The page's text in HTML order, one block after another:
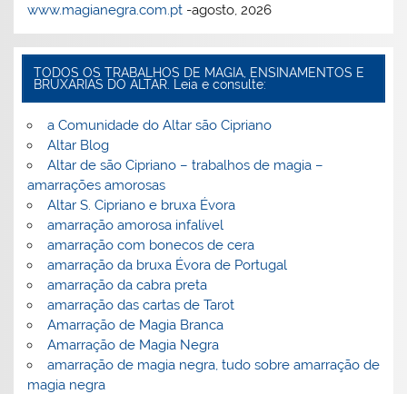
www.magianegra.com.pt -agosto, 2026
TODOS OS TRABALHOS DE MAGIA, ENSINAMENTOS E
BRUXARIAS DO ALTAR. Leia e consulte:
a Comunidade do Altar são Cipriano
Altar Blog
Altar de são Cipriano – trabalhos de magia –
amarrações amorosas
Altar S. Cipriano e bruxa Évora
amarração amorosa infalível
amarração com bonecos de cera
amarração da bruxa Évora de Portugal
amarração da cabra preta
amarração das cartas de Tarot
Amarração de Magia Branca
Amarração de Magia Negra
amarração de magia negra, tudo sobre amarração de
magia negra